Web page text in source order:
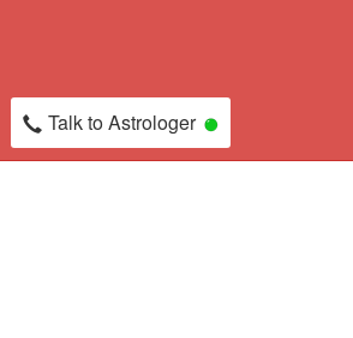
Talk to Astrologer